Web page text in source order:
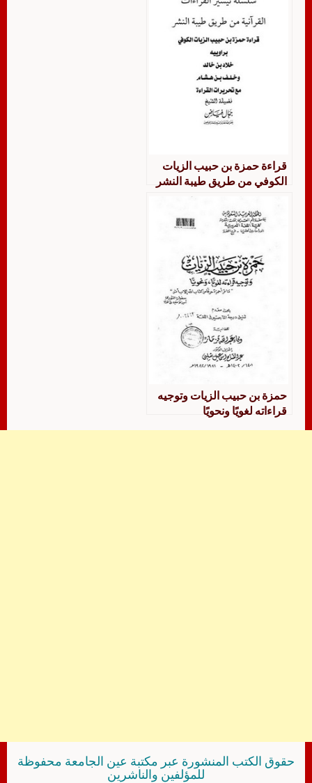
قراءة حمزة بن حبيب الزيات
الكوفي من طريق طيبة النشر
براوييه خلاد خالد و خلف بن
هشام مع تحريرات القراءة
حمزة بن حبيب الزيات وتوجيه
قراءاته لغويًا ونحويًا
حقوق الكتب المنشورة عبر مكتبة عين الجامعة محفوظة
للمؤلفين والناشرين